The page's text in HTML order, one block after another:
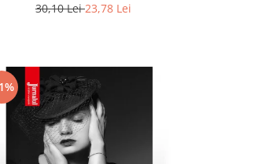
30,10 Lei23,78 Lei